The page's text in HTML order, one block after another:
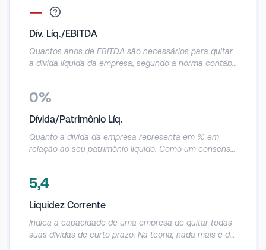
consumíveis, equipamentos e serviços para polimento, corte
e limpeza de pastilhas. A maior parte da receita vem dos
Estados Unidos.
—
Dív. Líq./EBITDA
Quantos anos de EBITDA são necessários para quitar
a dívida líquida da empresa, segundo a norma contábil
para a maioria das empresas.
0%
Dívida/Patrimônio Líq.
Quanto a dívida da empresa representa em % em
relação ao seu patrimônio líquido. Como um consenso
o resultado final em algum momento.
5,4
Liquidez Corrente
Indica a capacidade de uma empresa de quitar todas
suas dívidas de curto prazo. Na teoria, nada mais é do